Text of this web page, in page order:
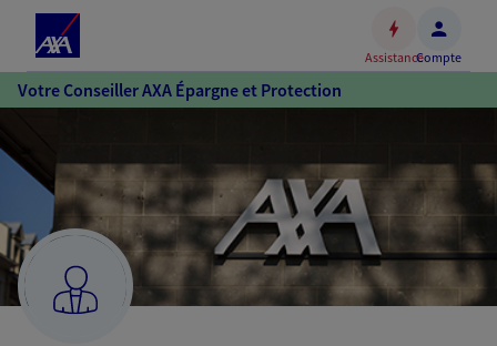
Accéder
au
Accéder
au
pied
de
page
AssistanceCompte
Votre Conseiller AXA Épargne et Protection